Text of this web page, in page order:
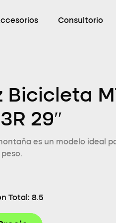
Consultorio
Bicicleta
29″
es un modelo ideal
Total: 8.5